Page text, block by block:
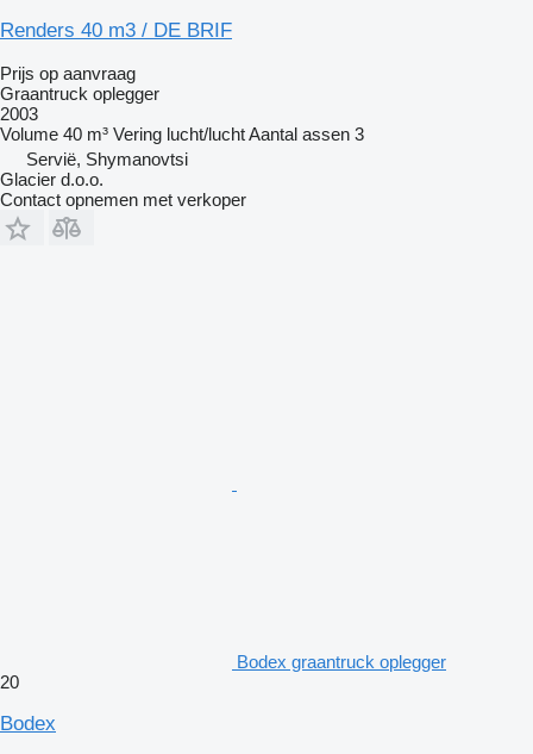
Renders 40 m3 / DE BRIF
Prijs op aanvraag
Graantruck oplegger
2003
Volume 40 m³ Vering lucht/luchtAantal assen 3
Servië, Shymanovtsi
Glacier d.o.o.
Contact opnemen met verkoper
Bodex graantruck oplegger
20
Bodex